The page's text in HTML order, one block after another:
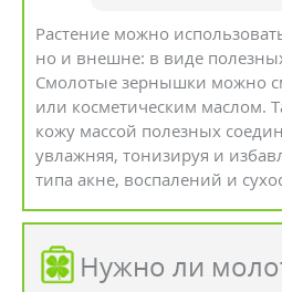
Растение можно
но и внешне: в виде
Смолотые зернышки можно
или косметическим маслом.
кожу массой полезных
увлажняя, тонизируя и
типа акне, воспалений и
Нужно ли